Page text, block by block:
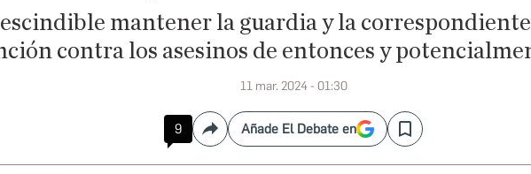
mantener la guardia y la
contra los asesinos de entonces y
11 mar. 2024 - 01:30
9 CompartirAñade El Debate en Save